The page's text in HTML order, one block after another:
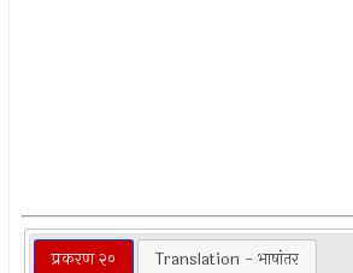
प्रकरण २० Translation - भाषांतर